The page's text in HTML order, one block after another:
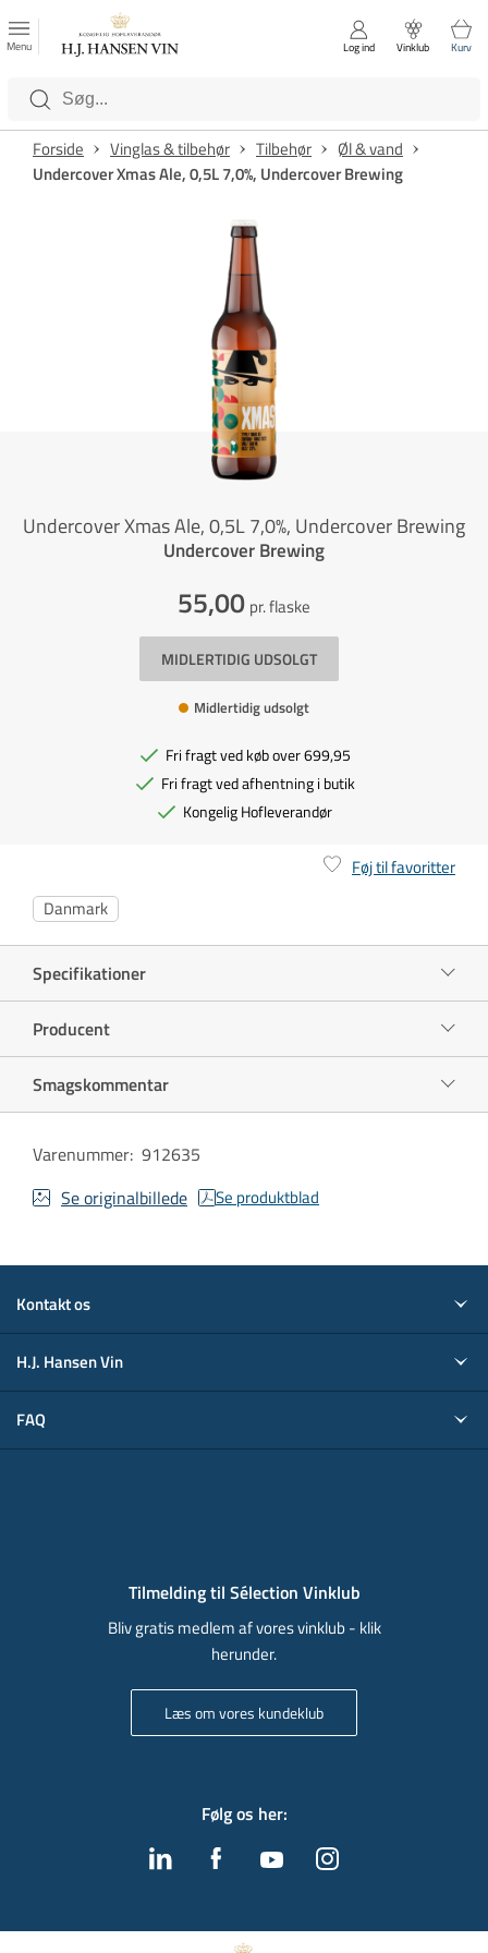
Luk
Kategorier
Menu Log ind Vinklub Kurv
Forside Vinglas & tilbehør Tilbehør
Øl & vand
Undercover Xmas Ale, 0,5L 7,0%, Undercover Brewing
Undercover Xmas Ale, 0,5L 7,0%, Undercover Brewing
Undercover Brewing
55,00 pr. flaske
MIDLERTIDIG UDSOLGT
Midlertidig udsolgt
Fri fragt ved køb over 699,95
Fri fragt ved afhentning i butik
Kongelig Hofleverandør
Føj til favoritter
Danmark
Specifikationer
Producent
Smagskommentar
Varenummer: 912635
Se originalbillede
Se produktblad
Kontakt os
H.J. Hansen Vin
FAQ
Tilmelding til Sélection Vinklub
Bliv gratis medlem af vores vinklub - klik
herunder.
Læs om vores kundeklub
Følg os her: